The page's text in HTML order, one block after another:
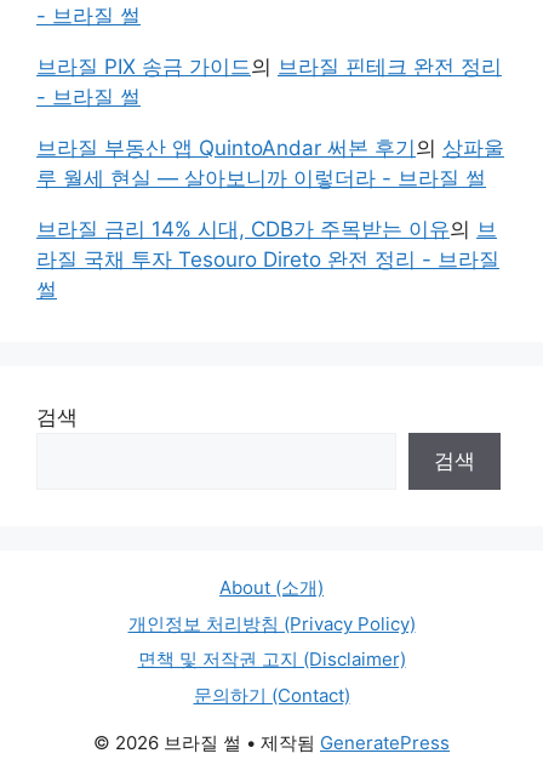
- 브라질 썰
브라질 PIX 송금 가이드의 브라질 핀테크 완전 정리
- 브라질 썰
브라질 부동산 앱 QuintoAndar 써본 후기 의 상파울
루 월세 현실 — 살아보니까 이렇더라 - 브라질 썰
브라질 금리 14% 시대, CDB가 주목받는 이유의 브
라질 국채 투자 Tesouro Direto 완전 정리 - 브라질
썰
검색
검색
About (소개)
개인정보 처리방침 (Privacy Policy)
면책 및 저작권 고지 (Disclaimer)
문의하기 (Contact)
© 2026 브라질 썰 • 제작됨 GeneratePress